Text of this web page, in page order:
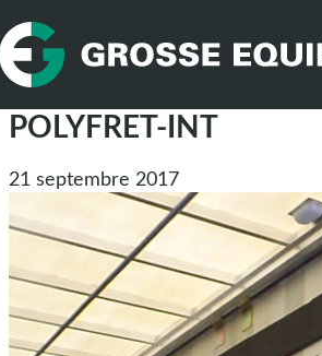
POLYFRET-INT
21 septembre 2017